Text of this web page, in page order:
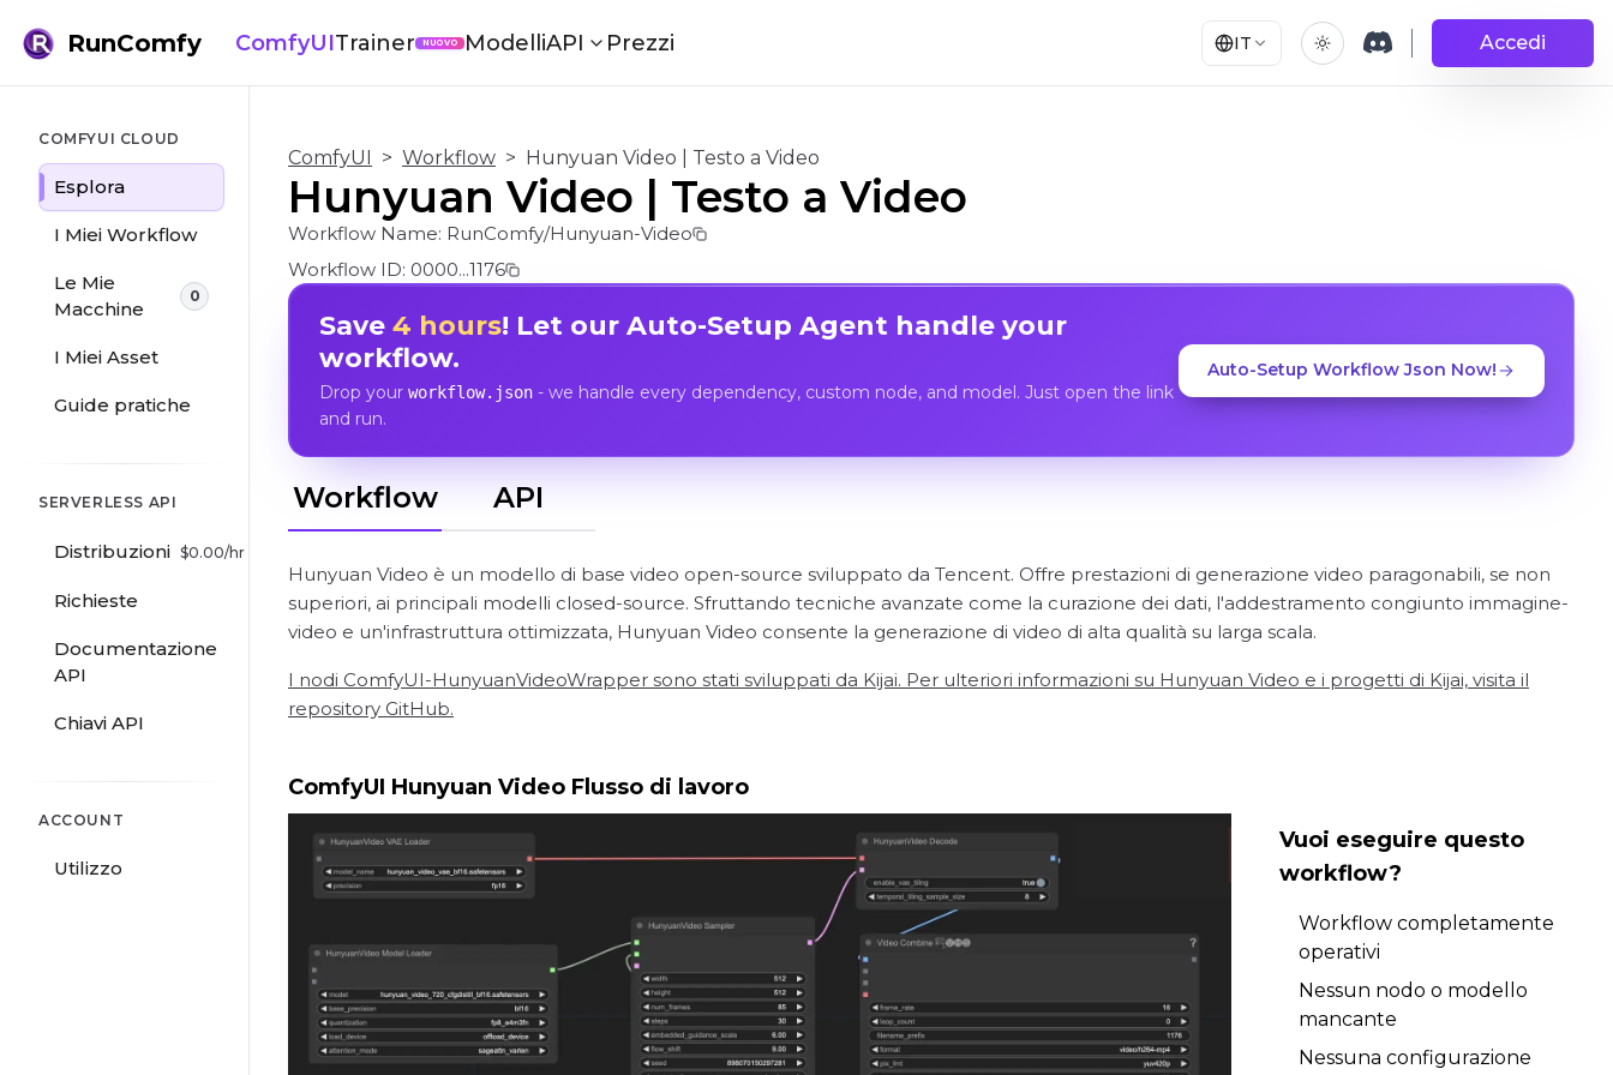
RunComfy ComfyUITrainer NUOVO ModelliAPI Prezzi IT Accedi
COMFYUI CLOUD
Esplora
I Miei Workflow
Le Mie
Macchine
0
I Miei Asset
Guide pratiche
SERVERLESS API
Distribuzioni $0.00/hr
Richieste
Documentazione
API
Chiavi API
ACCOUNT
Utilizzo
ComfyUI > Workflow > Hunyuan Video | Testo a Video
Hunyuan Video | Testo a Video
Workflow Name: RunComfy/Hunyuan-Video
Workflow ID: 0000...1176
Save 4 hours! Let our Auto-Setup Agent handle your
workflow.
Drop your workflow.json- we handle every dependency, custom node, and model. Just open the link
and run.
Auto-Setup Workflow Json Now!
Workflow API
Hunyuan Video è un modello di base video open-source sviluppato da Tencent. Offre prestazioni di generazione video paragonabili, se non
superiori, ai principali modelli closed-source. Sfruttando tecniche avanzate come la curazione dei dati, l'addestramento congiunto immagine-
video e un'infrastruttura ottimizzata, Hunyuan Video consente la generazione di video di alta qualità su larga scala.
I nodi ComfyUI-HunyuanVideoWrapper sono stati sviluppati da Kijai. Per ulteriori informazioni su Hunyuan Video e i progetti di Kijai, visita il
repository GitHub.
ComfyUI Hunyuan Video Flusso di lavoro
Vuoi eseguire questo
workflow?
Workflow completamente
operativi
Nessun nodo o modello
mancante
Nessuna configurazione